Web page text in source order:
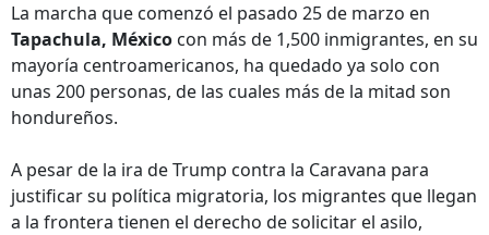
La marcha que comenzó el pasado 25 de marzo en
Tapachula, México con más de 1,500 inmigrantes, en su
mayoría centroamericanos, ha quedado ya solo con
unas 200 personas, de las cuales más de la mitad son
hondureños.
A pesar de la ira de Trump contra la Caravana para
justificar su política migratoria, los migrantes que llegan
a la frontera tienen el derecho de solicitar el asilo,